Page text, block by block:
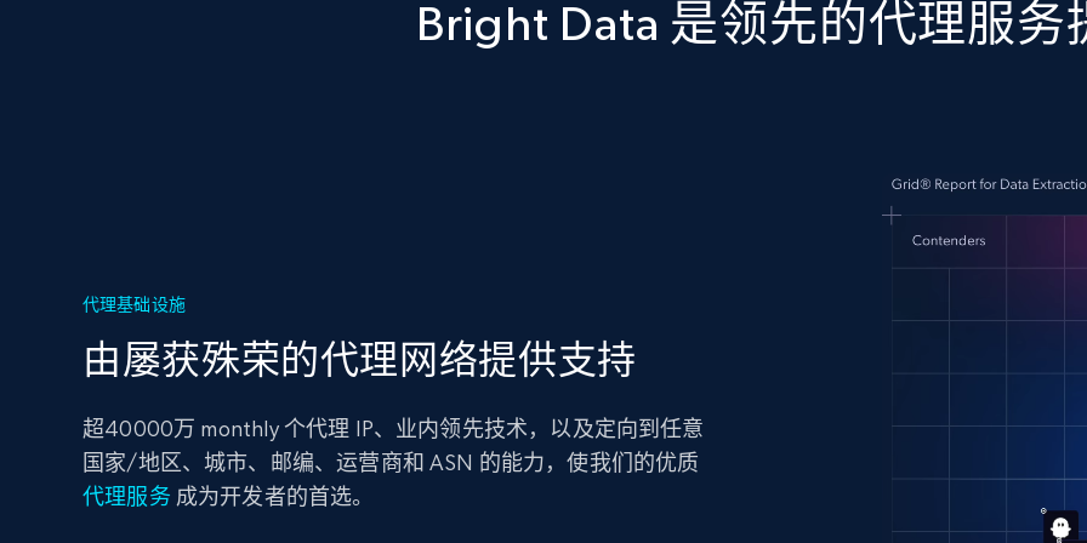
Bright Data 是领先的代理服务
代理基础设施
由屡获殊荣的代理网络提供支持
超40000万 monthly 个代理 IP、业内领先技术，以及定向到任意
国家/地区、城市、邮编、运营商和 ASN 的能力，使我们的优质
代理服务 成为开发者的首选。